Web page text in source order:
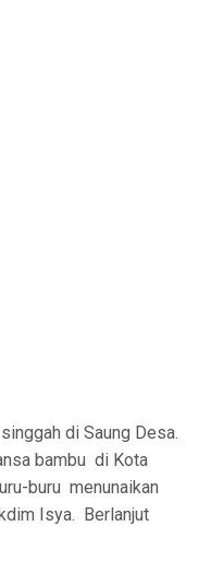
di Saung Desa.
bambu di Kota
buru menunaikan
Isya. Berlanjut